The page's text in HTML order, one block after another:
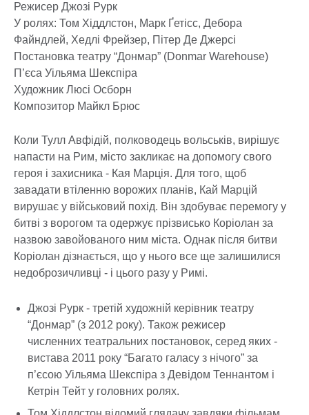
Режисер Джозі Рурк
У ролях: Том Хіддлстон, Марк Ґетісс, Дебора
Файндлей, Хедлі Фрейзер, Пітер Де Джерсі
Постановка театру “Донмар” (Donmar Warehouse)
П’єса Уільяма Шекспіра
Художник Люсі Осборн
Композитор Майкл Брюс
Коли Тулл Авфідій, полководець вольськів, вирішує
напасти на Рим, місто закликає на допомогу свого
героя і захисника - Кая Марція. Для того, щоб
завадати втіленню ворожих планів, Кай Марцій
вирушає у військовий похід. Він здобуває перемогу у
битві з ворогом та одержує прізвисько Коріолан за
назвою завойованого ним міста. Однак після битви
Коріолан дізнається, що у нього все ще залишилися
недоброзичливці - і цього разу у Римі.
Джозі Рурк - третій художній керівник театру
“Донмар” (з 2012 року). Також режисер
численних театральних постановок, серед яких -
вистава 2011 року “Багато галасу з нічого” за
п’єсою Уільяма Шекспіра з Девідом Теннантом і
Кетрін Тейт у головних ролях.